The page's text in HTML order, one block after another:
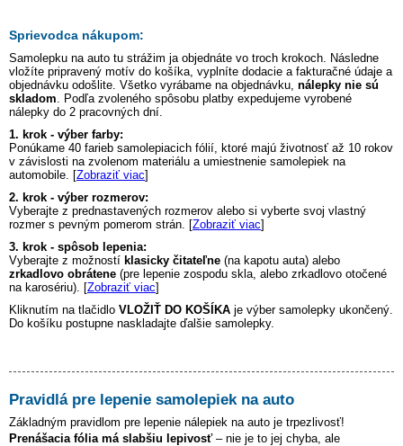
Sprievodca nákupom:
Samolepku na auto tu strážim ja objednáte vo troch krokoch. Následne
vložíte pripravený motív do košíka, vyplníte dodacie a fakturačné údaje a
objednávku odošlite. Všetko vyrábame na objednávku, nálepky nie sú
skladom . Podľa zvoleného spôsobu platby expedujeme vyrobené
nálepky do 2 pracovných dní.
1. krok - výber farby:
Ponúkame 40 farieb samolepiacich fólií, ktoré majú životnosť až 10 rokov
v závislosti na zvolenom materiálu a umiestnenie samolepiek na
automobile. [Zobraziť viac]
2. krok - výber rozmerov:
Vyberajte z prednastavených rozmerov alebo si vyberte svoj vlastný
rozmer s pevným pomerom strán. [Zobraziť viac]
3. krok - spôsob lepenia:
Vyberajte z možností klasicky čitateľne (na kapotu auta) alebo
zrkadlovo obrátene (pre lepenie zospodu skla, alebo zrkadlovo otočené
na karosériu). [Zobraziť viac]
Kliknutím na tlačidlo VLOŽIŤ DO KOŠÍKA je výber samolepky ukončený.
Do košíku postupne naskladajte ďalšie samolepky.
Pravidlá pre lepenie samolepiek na auto
Základným pravidlom pre lepenie nálepiek na auto je trpezlivosť!
Prenášacia fólia má slabšiu lepivosť– nie je to jej chyba, ale